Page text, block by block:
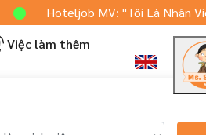
Hoteljob MV: "Tôi Là Nhân
Việc làm thêm